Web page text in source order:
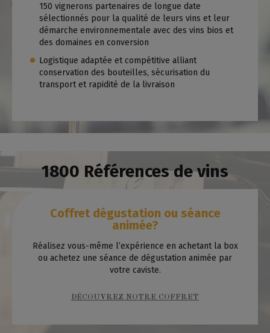
150 vignerons partenaires de longue date
sélectionnés pour la qualité de leurs vins et leur
démarche environnementale avec des vins bios et
des domaines en conversion
Logistique adaptée et compétitive alliant
conservation des bouteilles, sécurisation du
transport et rapidité de la livraison
1800 Références de vins
Coffret dégustation ou séance
animée?
Réalisez vous-même l’expérience en achetant la box
ou achetez une séance de dégustation animée par
votre caviste.
DÉCOUVREZ NOTRE COFFRET